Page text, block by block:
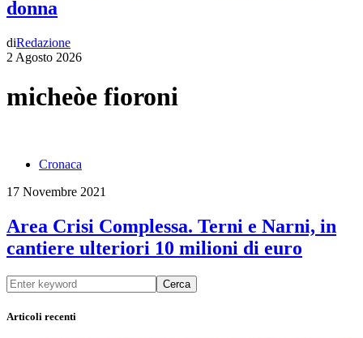
donna
diRedazione
2 Agosto 2026
micheòe fioroni
Cronaca
17 Novembre 2021
Area Crisi Complessa. Terni e Narni, in
cantiere ulteriori 10 milioni di euro
Cerca
Articoli recenti